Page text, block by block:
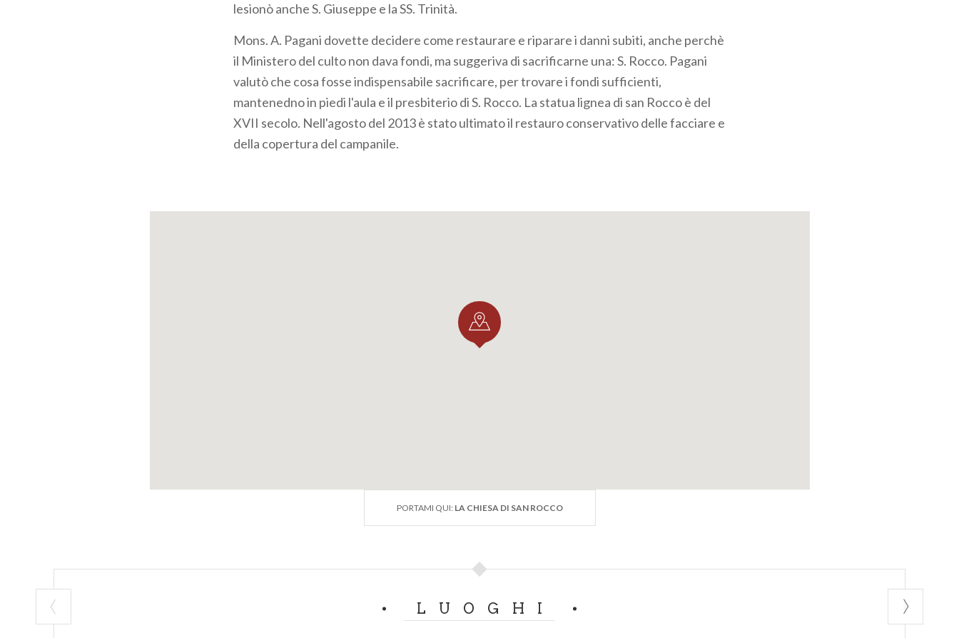
lesionò anche S. Giuseppe e la SS. Trinità.
Mons. A. Pagani dovette decidere come restaurare e riparare i danni subiti, anche perchè
il Ministero del culto non dava fondi, ma suggeriva di sacrificarne una: S. Rocco. Pagani
valutò che cosa fosse indispensabile sacrificare, per trovare i fondi sufficienti,
mantenedno in piedi l'aula e il presbiterio di S. Rocco. La statua lignea di san Rocco è del
XVII secolo. Nell'agosto del 2013 è stato ultimato il restauro conservativo delle facciare e
della copertura del campanile.
PORTAMI QUI: LA CHIESA DI SAN ROCCO
LUOGHI